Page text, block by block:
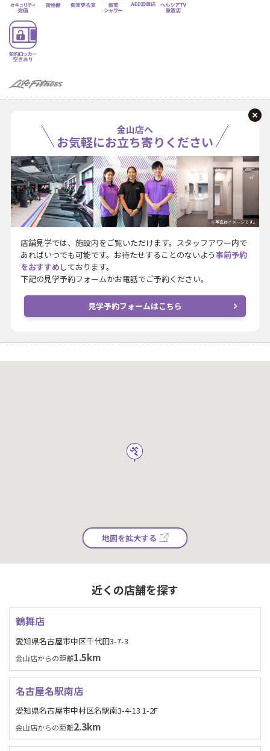
金山店へ
お気軽にお立ち寄りください
※写真はイメージです。
店舗見学では、施設内をご覧いただけます。スタッフアワー内で
あればいつでも可能です。お待たせすることのないよう事前予約
をおすすめ しております。
下記の見学予約フォームかお電話でご予約ください。
見学予約フォームはこちら
地図を拡大する
近くの店舗を探す
鶴舞店
愛知県名古屋市中区千代田3-7-3
金山店からの距離1.5km
名古屋名駅南店
愛知県名古屋市中村区名駅南3-4-13 1-2F
金山店からの距離2.3km